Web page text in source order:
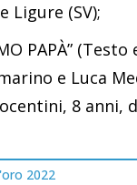
Ligure (SV);
PAPÀ”
e Luca
8 anni,
2022